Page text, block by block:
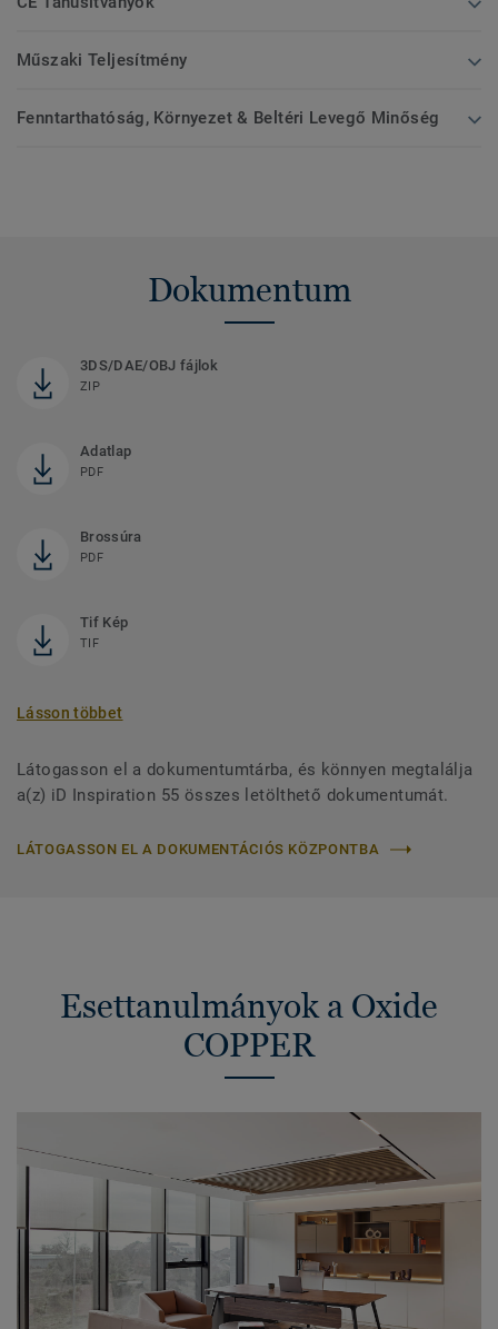
Műszaki Teljesítmény
Fenntarthatóság, Környezet & Beltéri Levegő Minőség
Dokumentum
3DS/DAE/OBJ fájlok
ZIP
Adatlap
PDF
Brossúra
PDF
Tif Kép
TIF
Lásson többet
Látogasson el a dokumentumtárba, és könnyen megtalálja
a(z) iD Inspiration 55 összes letölthető dokumentumát.
LÁTOGASSON EL A DOKUMENTÁCIÓS KÖZPONTBA
Esettanulmányok a Oxide
COPPER